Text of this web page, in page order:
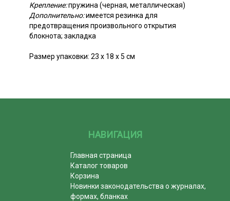
Крепление:пружина (черная, металлическая)
Дополнительно:имеется резинка для
предотвращения произвольного открытия
блокнота; закладка
Размер упаковки: 23 х 18 х 5 см
НАВИГАЦИЯ
Главная страница
Каталог товаров
Корзина
Новинки законодательства о журналах,
формах, бланках